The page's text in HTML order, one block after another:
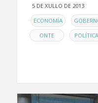
5 DE XULLO DE 2013
ENECONOMÍA ,
ONTE , POLÍTICA